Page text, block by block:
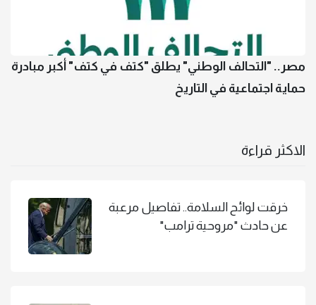
مصر.. "التحالف الوطني" يطلق "كتف في كتف" أكبر مبادرة
حماية اجتماعية في التاريخ
الاكثر قراءة
خرقت لوائح السلامة.. تفاصيل مرعبة
عن حادث "مروحية ترامب"